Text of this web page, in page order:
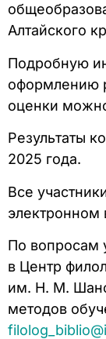
Алтайского
Подробную
оформлению
оценки
Результаты
2025 года.
Все
электронном
По вопросам
в Центр
им. Н. М.
методов